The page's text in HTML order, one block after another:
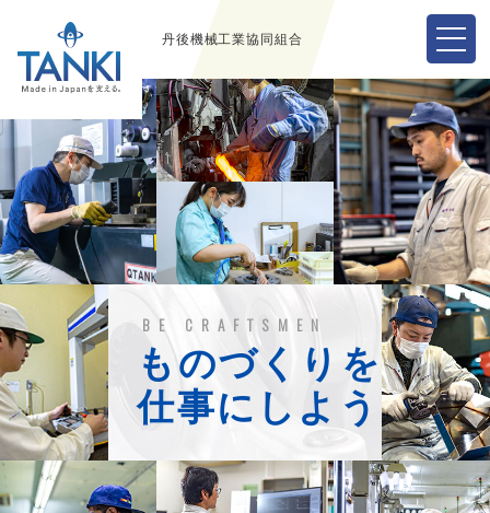
丹後機械工業協同組合
BE CRAFTSMEN
ものづくりを
仕事にしよう。